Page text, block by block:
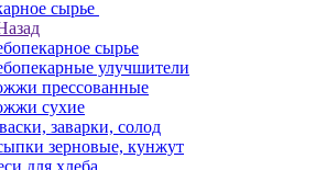
сырье
сырье
улучшители
прессованные
сухие
заварки, солод
зерновые, кунжут
для хлеба